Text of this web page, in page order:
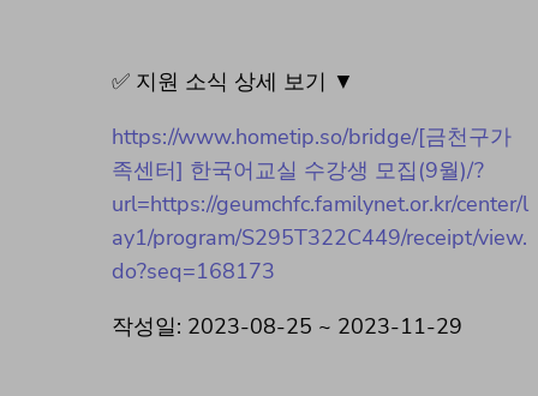
✅ 지원 소식 상세 보기 ▼
https://www.hometip.so/bridge/[금천구가
족센터] 한국어교실 수강생 모집(9월)/?
url=https://geumchfc.familynet.or.kr/center/l
ay1/program/S295T322C449/receipt/view.
do?seq=168173
작성일: 2023-08-25 ~ 2023-11-29